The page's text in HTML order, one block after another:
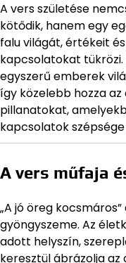
A vers születése
kötődik, hanem egy
falu világát, értékeit
kapcsolatokat tükrözi.
egyszerű emberek
így közelebb hozza
pillanatokat,
kapcsolatok szépsége
A vers műfaja
„A jó öreg
gyöngyszeme. Az
adott helyszín,
keresztül ábrázolja